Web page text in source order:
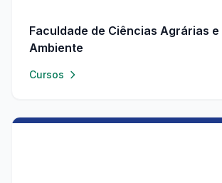
Faculdade de Ciências Agrárias e
Ambiente
Cursos